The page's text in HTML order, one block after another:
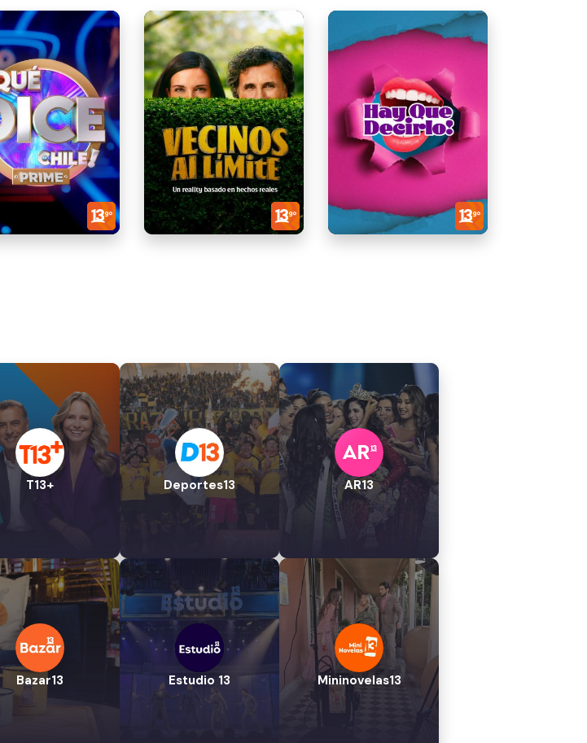
T13+ Deportes13 AR13
Bazar13 Estudio 13 Mininovelas13